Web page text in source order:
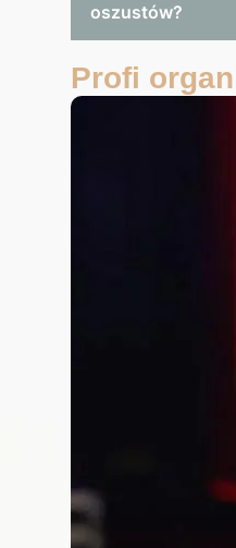
oszustów?
Profi